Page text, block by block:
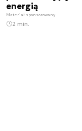
energią
Materiał sponsorowany
2 min.